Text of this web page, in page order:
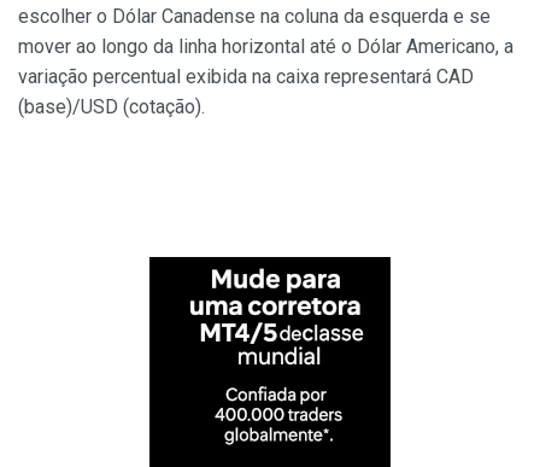
escolher o Dólar Canadense na coluna da esquerda e se
mover ao longo da linha horizontal até o Dólar Americano, a
variação percentual exibida na caixa representará CAD
(base)/USD (cotação).